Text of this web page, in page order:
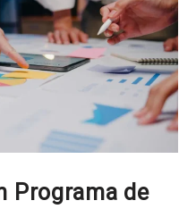
Programa de